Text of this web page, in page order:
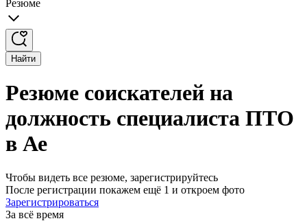
Резюме
Найти
Резюме соискателей на
должность специалиста ПТО
в Ае
Чтобы видеть все резюме, зарегистрируйтесь
После регистрации покажем ещё 1 и откроем фото
Зарегистрироваться
За всё время